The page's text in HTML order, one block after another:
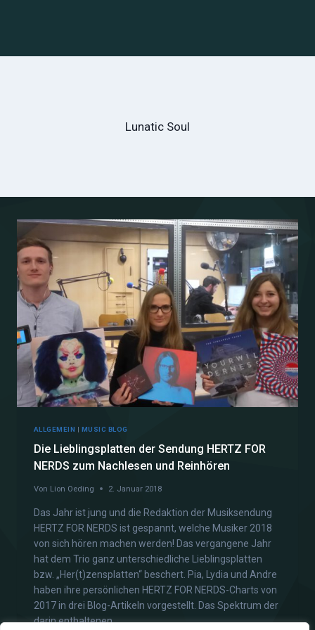
Lunatic Soul
ALLGEMEIN | MUSIC BLOG
Die Lieblingsplatten der Sendung HERTZ FOR
NERDS zum Nachlesen und Reinhören
Von Lion Oeding 2. Januar 2018
Das Jahr ist jung und die Redaktion der Musiksendung
HERTZ FOR NERDS ist gespannt, welche Musiker 2018
von sich hören machen werden! Das vergangene Jahr
hat dem Trio ganz unterschiedliche Lieblingsplatten
bzw. „Her(t)zensplatten“ beschert. Pia, Lydia und Andre
haben ihre persönlichen HERTZ FOR NERDS-Charts von
2017 in drei Blog-Artikeln vorgestellt. Das Spektrum der
darin enthaltenen…